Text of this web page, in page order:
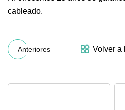
cableado.
Anteriores Volver a